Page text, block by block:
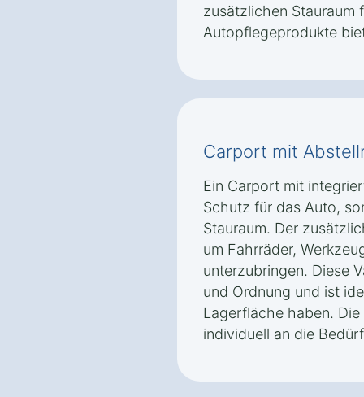
zusätzlichen Stauraum
Autopflegeprodukte
Carport mit
Ein Carport mit
Schutz für das Auto,
Stauraum. Der
um Fahrräder,
unterzubringen. Diese
und Ordnung und ist
Lagerfläche haben.
individuell an die